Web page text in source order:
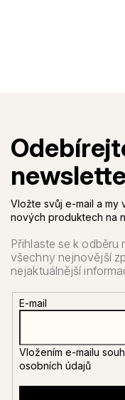
Vložte svůj e-mail a my
nových produktech na
E-mail
Vložením e-mailu
osobních údajů